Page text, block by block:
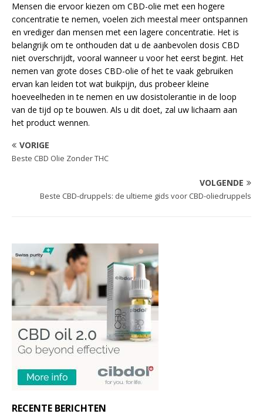
Mensen die ervoor kiezen om CBD-olie met een hogere
concentratie te nemen, voelen zich meestal meer ontspannen
en vrediger dan mensen met een lagere concentratie. Het is
belangrijk om te onthouden dat u de aanbevolen dosis CBD
niet overschrijdt, vooral wanneer u voor het eerst begint. Het
nemen van grote doses CBD-olie of het te vaak gebruiken
ervan kan leiden tot wat buikpijn, dus probeer kleine
hoeveelheden in te nemen en uw dosistolerantie in de loop
van de tijd op te bouwen. Als u dit doet, zal uw lichaam aan
het product wennen.
VORIGE
Beste CBD Olie Zonder THC
VOLGENDE
Beste CBD-druppels: de ultieme gids voor CBD-oliedruppels
RECENTE BERICHTEN